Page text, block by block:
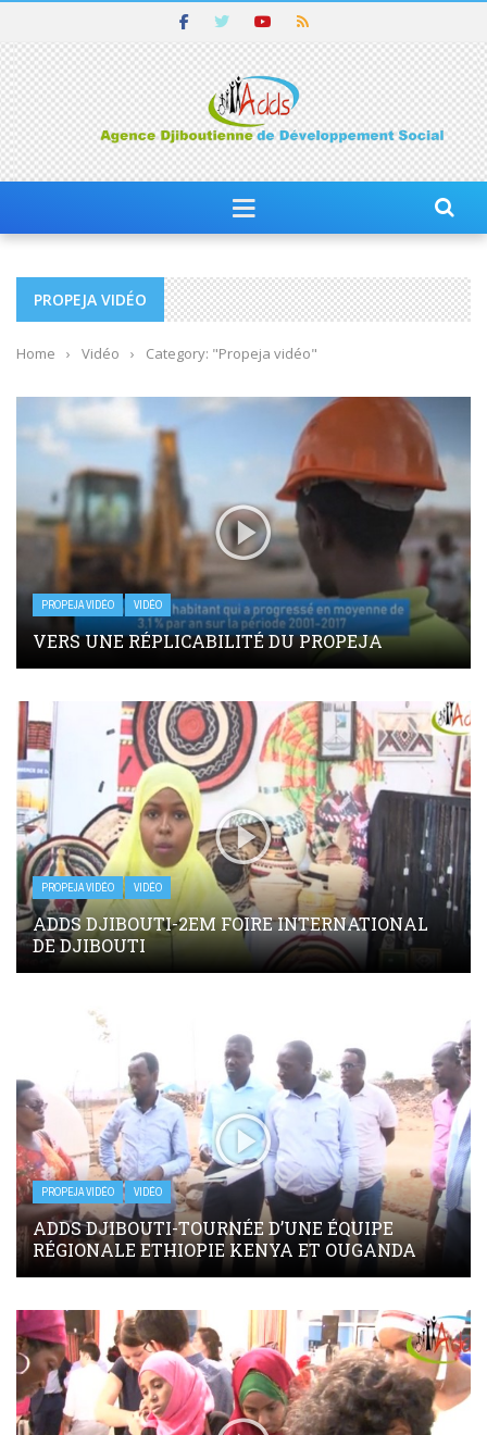
PROPEJA VIDÉO
Home › Vidéo › Category: "Propeja vidéo"
PROPEJA VIDÉO VIDÉO
VERS UNE RÉPLICABILITÉ DU PROPEJA
PROPEJA VIDÉO VIDÉO
ADDS DJIBOUTI-2EM FOIRE INTERNATIONAL
DE DJIBOUTI
PROPEJA VIDÉO VIDÉO
ADDS DJIBOUTI-TOURNÉE D’UNE ÉQUIPE
RÉGIONALE ETHIOPIE KENYA ET OUGANDA